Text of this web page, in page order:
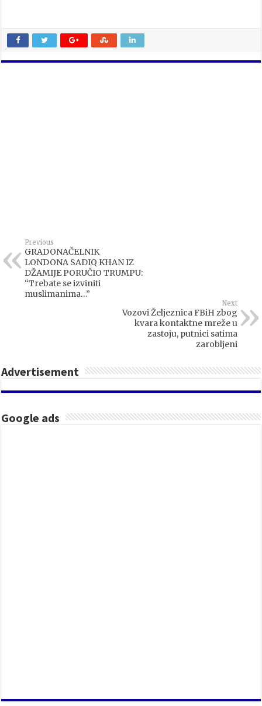
Previous
GRADONAČELNIK
LONDONA SADIQ KHAN IZ
DŽAMIJE PORUČIO TRUMPU:
“Trebate se izviniti
muslimanima…”
Next
Vozovi Željeznica FBiH zbog
kvara kontaktne mreže u
zastoju, putnici satima
zarobljeni
Advertisement
Google ads